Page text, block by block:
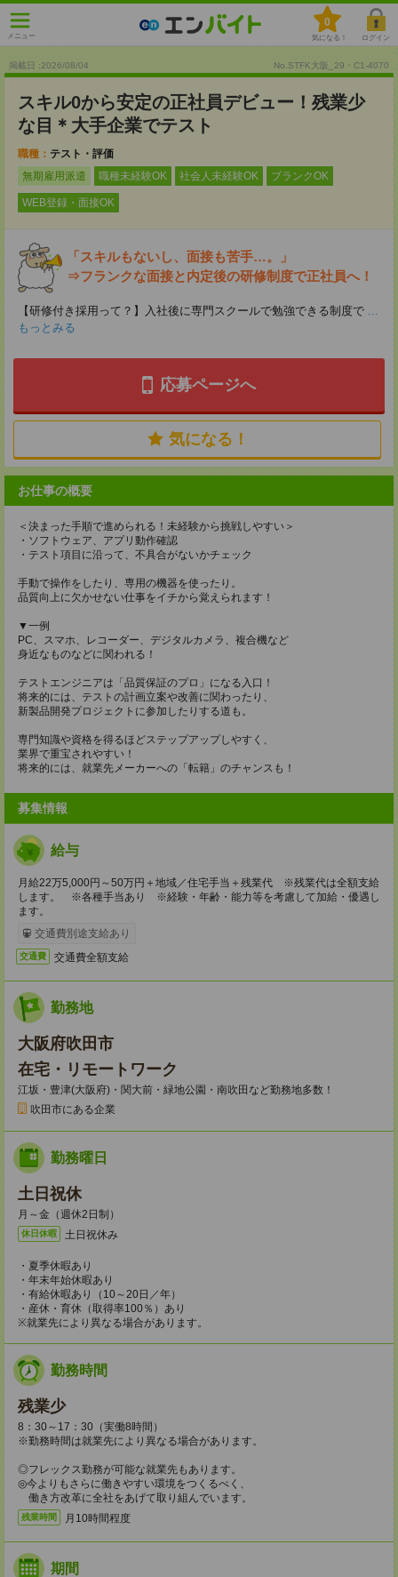
メニュー
0
気になる！ ログイン
掲載日 :2026/08/04 No.STFK大阪_29・C1-4070
スキル0から安定の正社員デビュー！残業少
な目＊大手企業でテスト
職種： テスト・評価
無期雇用派遣
職種未経験OK 社会人未経験OK ブランクOK
WEB登録・面接OK
「スキルもないし、面接も苦手…。」
⇒フランクな面接と内定後の研修制度で正社員へ！
【研修付き採用って？】入社後に専門スクールで勉強できる制度で ...
もっとみる
応募ページへ
気になる！
お仕事の概要
＜決まった手順で進められる！未経験から挑戦しやすい＞
・ソフトウェア、アプリ動作確認
・テスト項目に沿って、不具合がないかチェック
手動で操作をしたり、専用の機器を使ったり。
品質向上に欠かせない仕事をイチから覚えられます！
▼一例
PC、スマホ、レコーダー、デジタルカメラ、複合機など
身近なものなどに関われる！
テストエンジニアは「品質保証のプロ」になる入口！
将来的には、テストの計画立案や改善に関わったり、
新製品開発プロジェクトに参加したりする道も。
専門知識や資格を得るほどステップアップしやすく、
業界で重宝されやすい！
将来的には、就業先メーカーへの「転籍」のチャンスも！
募集情報
給与
月給22万5,000円～50万円＋地域／住宅手当＋残業代 ※残業代は全額支給
します。 ※各種手当あり ※経験・年齢・能力等を考慮して加給・優遇し
ます。
交通費別途支給あり
交通費 交通費全額支給
勤務地
大阪府吹田市
在宅・リモートワーク
江坂・豊津(大阪府)・関大前・緑地公園・南吹田など勤務地多数！
吹田市にある企業
勤務曜日
土日祝休
月～金（週休2日制）
休日休暇 土日祝休み
・夏季休暇あり
・年末年始休暇あり
・有給休暇あり（10～20日／年）
・産休・育休（取得率100％）あり
※就業先により異なる場合があります。
勤務時間
残業少
8：30～17：30（実働8時間）
※勤務時間は就業先により異なる場合があります。
◎フレックス勤務が可能な就業先もあります。
◎今よりもさらに働きやすい環境をつくるべく、
働き方改革に全社をあげて取り組んでいます。
残業時間 月10時間程度
期間